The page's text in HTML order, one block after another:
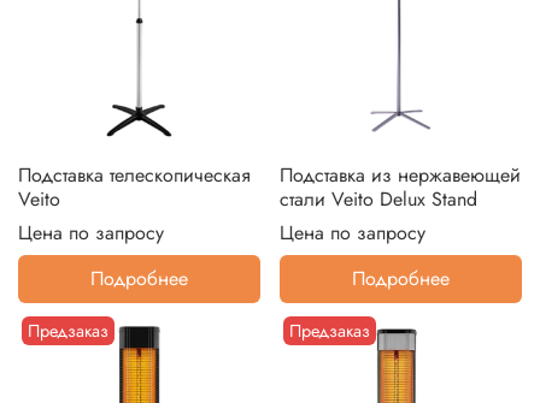
Подставка телескопическая
Veito
Цена по запросу
Подробнее
Подставка из нержавеющей
стали Veito Delux Stand
Цена по запросу
Подробнее
Предзаказ Предзаказ